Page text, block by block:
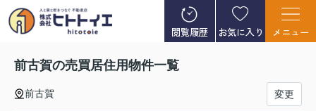
閲覧履歴 お気に入り メニュー
前古賀の売買居住用物件一覧
前古賀 変更